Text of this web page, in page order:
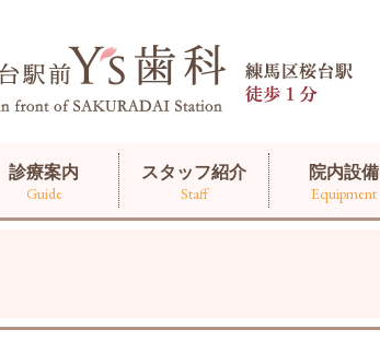
診療案内
Guide
スタッフ紹介
Staff
院内設備
Equipment